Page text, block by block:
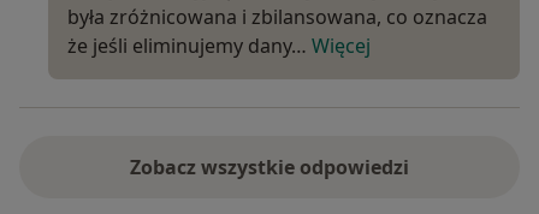
była zróżnicowana i zbilansowana, co oznacza
że jeśli eliminujemy dany… Więcej
Zobacz wszystkie odpowiedzi